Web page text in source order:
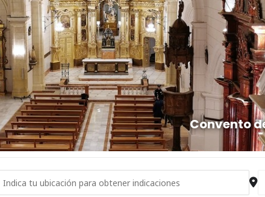
Convento
Address - El día que se me apareció Rocío Jurado [jqQUfwVe9]